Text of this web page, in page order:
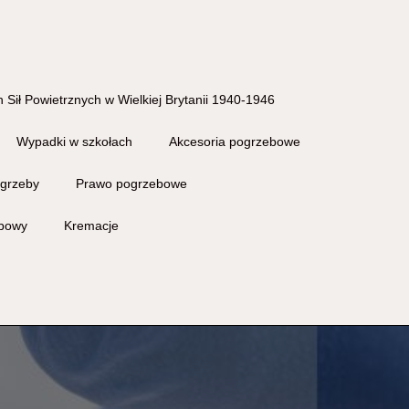
Powietrznych w Wielkiej Brytanii 1940-1946
Wypadki w szkołach Akcesoria pogrzebowe
Prawo pogrzebowe
Kremacje